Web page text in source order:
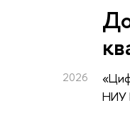
2026
НИУ